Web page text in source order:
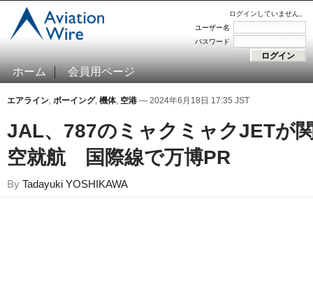
ログインしていません。
ユーザー名
パスワード
ホーム 会員用ページ
エアライン, ボーイング, 機体, 空港 — 2024年6月18日 17:35 JST
JAL、787のミャクミャクJETが
空就航 国際線で万博PR
By Tadayuki YOSHIKAWA